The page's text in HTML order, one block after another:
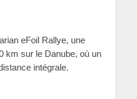
eFoil Rallye, une
km sur le Danube, où un
intégrale.